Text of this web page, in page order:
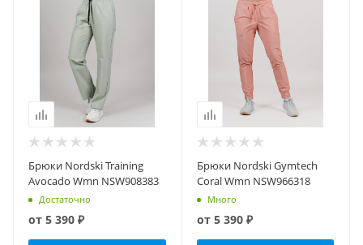
Брюки Nordski Training
Avocado Wmn NSW908383
Достаточно
от 5 390 ₽
Брюки Nordski Gymtech
Coral Wmn NSW966318
Много
от 5 390 ₽